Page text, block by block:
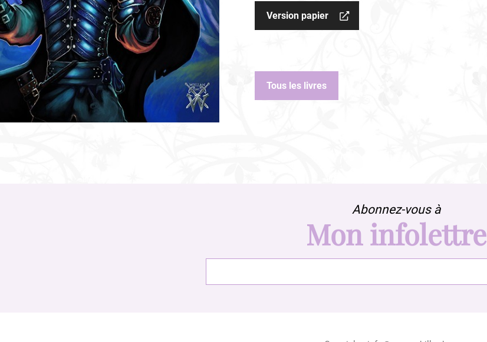
Version papier
Tous les livres
Abonnez-vous à
Mon infolettre